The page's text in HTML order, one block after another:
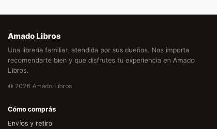
Amado Libros
Una librería familiar, atendida por sus dueños. Nos importa
recomendarte bien y que disfrutes tu experiencia en Amado
Libros.
© 2026 Amado Libros
Cómo comprás
Envíos y retiro